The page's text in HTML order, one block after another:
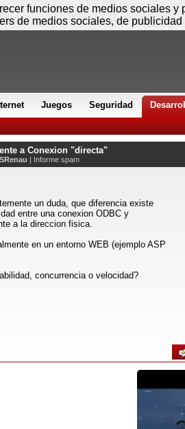
Juegos Seguridad
a Conexion "directa"
SRenau | Informe spam
un duda, que diferencia existe
entre una conexion ODBC y
a la direccion fisica.
en un entorno WEB (ejemplo ASP
concurrencia o velocidad?
funciones de medios sociales
de medios sociales, de